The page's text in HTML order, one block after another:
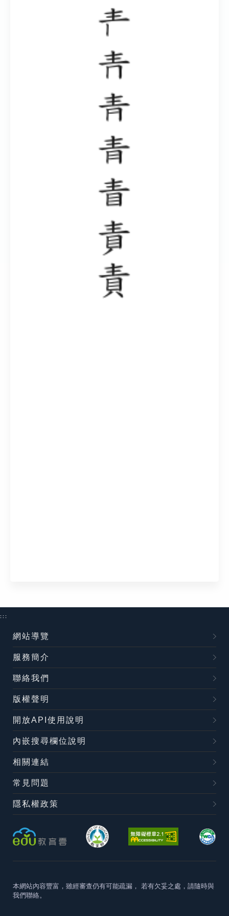
:::
網站導覽
服務簡介
聯絡我們
版權聲明
開放API使用說明
內嵌搜尋欄位說明
相關連結
常見問題
隱私權政策
本網站內容豐富，雖經審查仍有可能疏漏， 若有欠妥之處，請隨時與
我們聯絡。